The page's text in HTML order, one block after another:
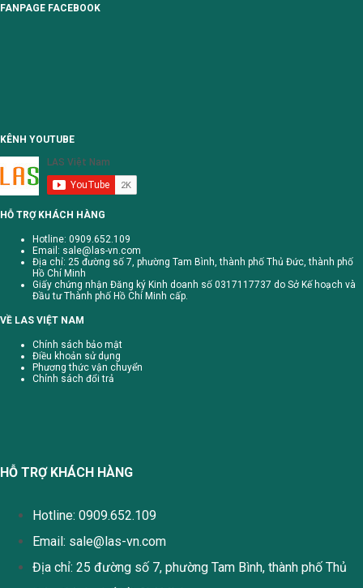
FANPAGE FACEBOOK
KÊNH YOUTUBE
HỖ TRỢ KHÁCH HÀNG
Hotline: 0909.652.109
Email: sale@las-vn.com
Địa chỉ: 25 đường số 7, phường Tam Bình, thành phố Thủ Đức, thành phố
Hồ Chí Minh
Giấy chứng nhận Đăng ký Kinh doanh số 0317117737 do Sở Kế hoạch và
Đầu tư Thành phố Hồ Chí Minh cấp.
VỀ LAS VIỆT NAM
Chính sách bảo mật
Điều khoản sử dụng
Phương thức vận chuyển
Chính sách đổi trả
HỖ TRỢ KHÁCH HÀNG
Hotline: 0909.652.109
Email: sale@las-vn.com
Địa chỉ: 25 đường số 7, phường Tam Bình, thành phố Thủ